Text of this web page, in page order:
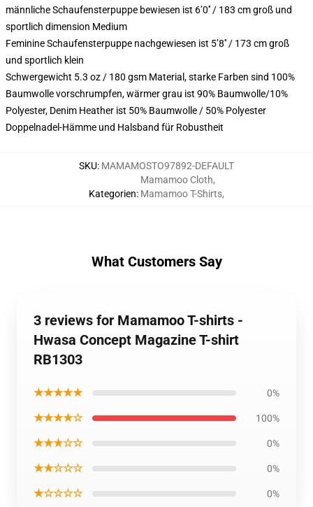
männliche Schaufensterpuppe bewiesen ist 6’0′′ / 183 cm groß und
sportlich dimension Medium
Feminine Schaufensterpuppe nachgewiesen ist 5’8′′ / 173 cm groß
und sportlich klein
Schwergewicht 5.3 oz / 180 gsm Material, starke Farben sind 100%
Baumwolle vorschrumpfen, wärmer grau ist 90% Baumwolle/10%
Polyester, Denim Heather ist 50% Baumwolle / 50% Polyester
Doppelnadel-Hämme und Halsband für Robustheit
SKU: MAMAMOSTO97892-DEFAULT
Kategorien:
Mamamoo Cloth,
Mamamoo T-Shirts,
What Customers Say
3 reviews for Mamamoo T-shirts -
Hwasa Concept Magazine T-shirt
RB1303
★★★★★ 0%
★★★★☆ 100%
★★★☆☆ 0%
★★☆☆☆ 0%
★☆☆☆☆ 0%